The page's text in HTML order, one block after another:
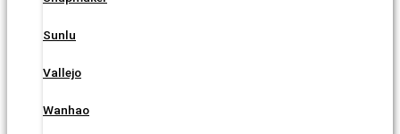
Sunlu
Vallejo
Wanhao